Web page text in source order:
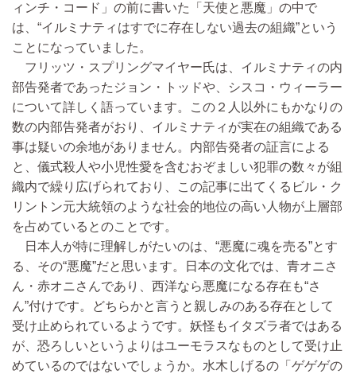
ィンチ・コード」の前に書いた「天使と悪魔」の中で
は、“イルミナティはすでに存在しない過去の組織”という
ことになっていました。
フリッツ・スプリングマイヤー氏は、イルミナティの内
部告発者であったジョン・トッドや、シスコ・ウィーラー
について詳しく語っています。この２人以外にもかなりの
数の内部告発者がおり、イルミナティが実在の組織である
事は疑いの余地がありません。内部告発者の証言による
と、儀式殺人や小児性愛を含むおぞましい犯罪の数々が組
織内で繰り広げられており、この記事に出てくるビル・ク
リントン元大統領のような社会的地位の高い人物が上層部
を占めているとのことです。
日本人が特に理解しがたいのは、“悪魔に魂を売る”とす
る、その“悪魔”だと思います。日本の文化では、青オニさ
ん・赤オニさんであり、西洋なら悪魔になる存在も“さ
ん”付けです。どちらかと言うと親しみのある存在として
受け止められているようです。妖怪もイタズラ者ではある
が、恐ろしいというよりはユーモラスなものとして受け止
めているのではないでしょうか。水木しげるの「ゲゲゲの